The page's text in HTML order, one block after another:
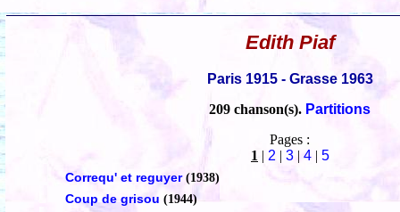
Edith Piaf
Paris 1915 - Grasse 1963
209 chanson(s). Partitions
Pages :
1 | 2 | 3 | 4 | 5
Correqu' et reguyer (1938)
Coup de grisou (1944)